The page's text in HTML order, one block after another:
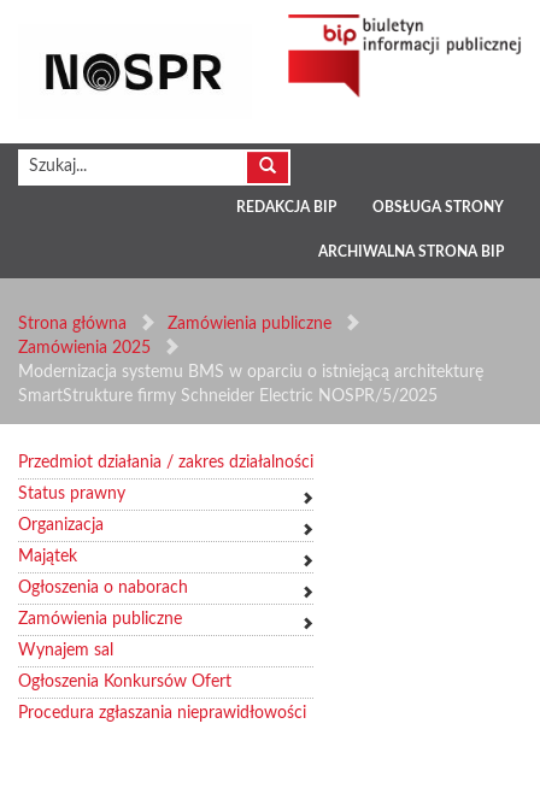
REDAKCJA BIP OBSŁUGA STRONY
ARCHIWALNA STRONA BIP
Strona główna
Zamówienia publiczne
Zamówienia 2025
Modernizacja systemu BMS w oparciu o istniejącą architekturę
SmartStrukture firmy Schneider Electric NOSPR/5/2025
Przedmiot działania / zakres działalności
Status prawny
Organizacja
Majątek
Ogłoszenia o naborach
Zamówienia publiczne
Wynajem sal
Ogłoszenia Konkursów Ofert
Procedura zgłaszania nieprawidłowości